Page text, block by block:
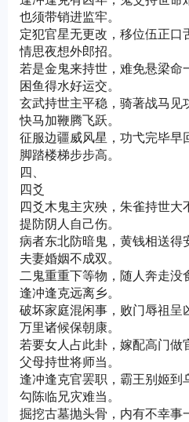
也须带销进监牢。
定犯官星无更改，移位伍正口
情思夜想外郎招。
若是金鬼来持世，难免悬梁命
困鱼得水好运交。
玄武持世主平稳，骑著战马见
快马加鞭腾飞跃。
征服边疆威风星，功弋完毕早
脚踏楼梯步步高。
四、
四爻
四爻木鬼主灾殃，朱雀持世大
提防阴人自己伤。
病者东北防暗鬼，黄钱相送得
夫妻婚姻不成双。
二鬼重重下等物，随人奔走没
逢冲逢克远离乡。
破坏家庭混闲事，败门辱祖呈
万里诸候保朝康。
若要女人占此卦，嫁配高门做
父母持世将师当。
逢冲逢克官罢职，霸王别姬到
勾陈临兄灾难当。
掘挖古墓抛头骨，内有不幸事